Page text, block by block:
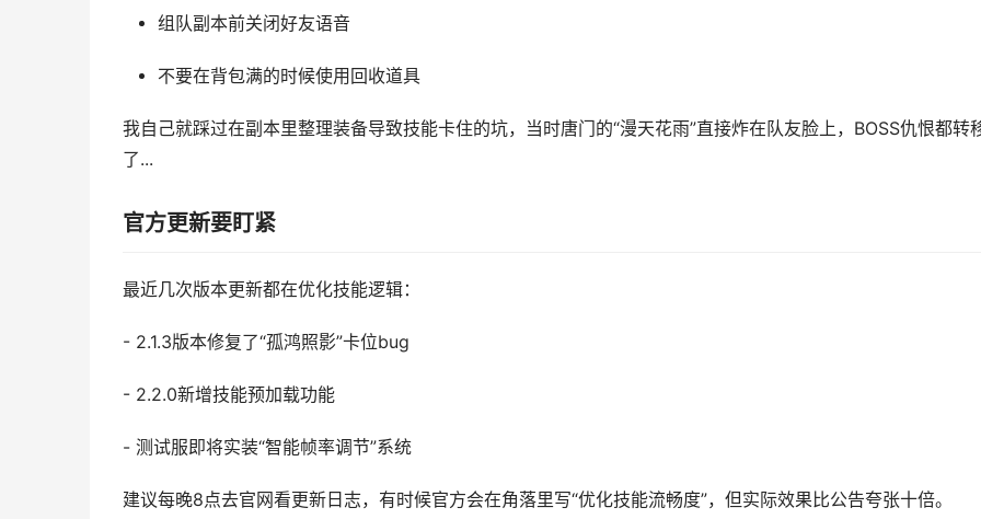
组队副本前关闭好友语音
不要在背包满的时候使用回收道具
我自己就踩过在副本里整理装备导致技能卡住的坑，当时唐门的“漫天花雨”直接炸在队友脸上，BOSS仇恨都转
了...
官方更新要盯紧
最近几次版本更新都在优化技能逻辑：
- 2.1.3版本修复了“孤鸿照影”卡位bug
- 2.2.0新增技能预加载功能
- 测试服即将实装“智能帧率调节”系统
建议每晚8点去官网看更新日志，有时候官方会在角落里写“优化技能流畅度”，但实际效果比公告夸张十倍。